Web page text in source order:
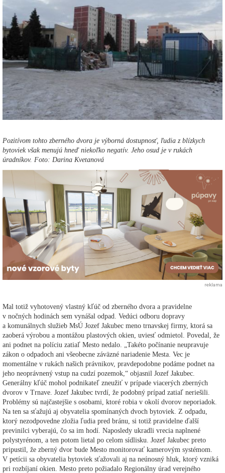
Pozitívom tohto zberného dvora je výborná dostupnosť, ľudia z blízkych
bytoviek však menujú hneď niekoľko negatív. Jeho osud je v rukách
úradníkov. Foto: Darina Kvetanová
reklama
Mal totiž vyhotovený vlastný kľúč od zberného dvora a pravidelne
v nočných hodinách sem vynášal odpad. Vedúci odboru dopravy
a komunálnych služieb MsÚ Jozef Jakubec meno trnavskej firmy, ktorá sa
zaoberá výrobou a montážou plastových okien, uviesť odmietol. Povedal, že
ani podnet na políciu zatiaľ Mesto nedalo. „Takéto počínanie neupravuje
zákon o odpadoch ani všeobecne záväzné nariadenie Mesta. Vec je
momentálne v rukách našich právnikov, pravdepodobne podáme podnet na
jeho neoprávnený vstup na cudzí pozemok,“ objasnil Jozef Jakubec.
Generálny kľúč mohol podnikateľ zneužiť v prípade viacerých zberných
dvorov v Trnave. Jozef Jakubec tvrdí, že podobný prípad zatiaľ neriešili.
Problémy sú najčastejšie s osobami, ktoré robia v okolí dvorov neporiadok.
Na ten sa sťažujú aj obyvatelia spomínaných dvoch bytoviek. Z odpadu,
ktorý nezodpovedne zložia ľudia pred bránu, si totiž pravidelne ďalší
previnilci vyberajú, čo sa im hodí. Naposledy ukradli vrecia naplnené
polystyrénom, a ten potom lietal po celom sídlisku. Jozef Jakubec preto
pripustil, že zberný dvor bude Mesto monitorovať kamerovým systémom.
V petícii sa obyvatelia bytoviek sťažovali aj na neúnosný hluk, ktorý vzniká
pri rozbíjaní okien. Mesto preto požiadalo Regionálny úrad verejného